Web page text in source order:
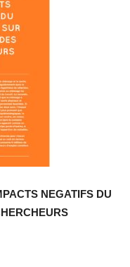
NEGATIFS DU